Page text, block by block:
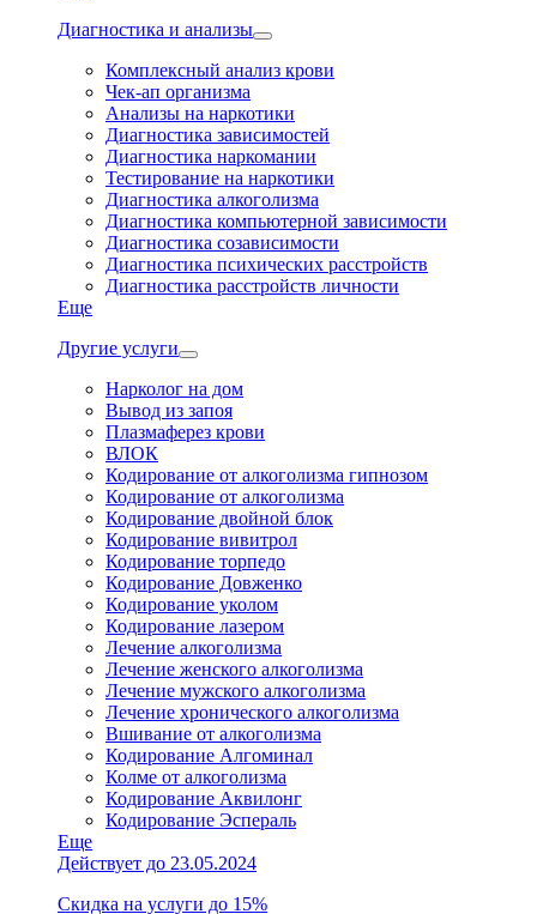
Диагностика и анализы
Комплексный анализ крови
Чек-ап организма
Анализы на наркотики
Диагностика зависимостей
Диагностика наркомании
Тестирование на наркотики
Диагностика алкоголизма
Диагностика компьютерной зависимости
Диагностика созависимости
Диагностика психических расстройств
Диагностика расстройств личности
Еще
Другие услуги
Нарколог на дом
Вывод из запоя
Плазмаферез крови
ВЛОК
Кодирование от алкоголизма гипнозом
Кодирование от алкоголизма
Кодирование двойной блок
Кодирование вивитрол
Кодирование торпедо
Кодирование Довженко
Кодирование уколом
Кодирование лазером
Лечение алкоголизма
Лечение женского алкоголизма
Лечение мужского алкоголизма
Лечение хронического алкоголизма
Вшивание от алкоголизма
Кодирование Алгоминал
Колме от алкоголизма
Кодирование Аквилонг
Кодирование Эспераль
Еще
Действует до 23.05.2024
Скидка на услуги до 15%